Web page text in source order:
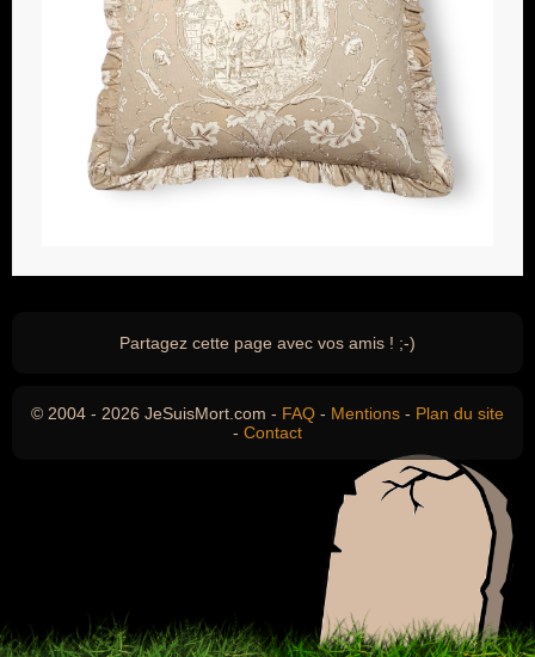
Partagez cette page avec vos amis ! ;-)
© 2004 - 2026 JeSuisMort.com - FAQ - Mentions - Plan du site
- Contact